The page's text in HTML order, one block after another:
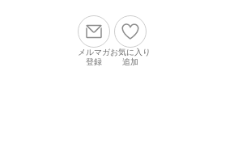
メルマガ
登録
お気に入り
追加